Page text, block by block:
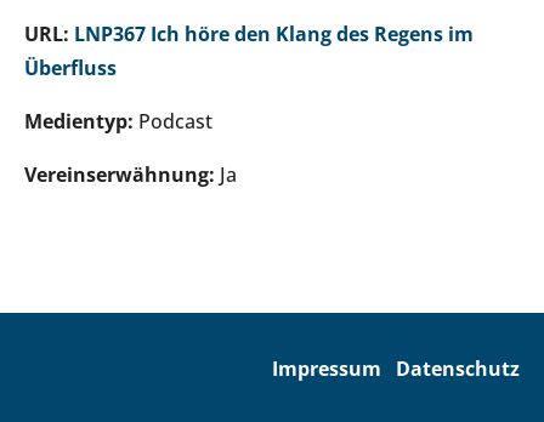
URL: LNP367 Ich höre den Klang des Regens im
Überfluss
Medientyp: Podcast
Vereinserwähnung: Ja
Impressum Datenschutz